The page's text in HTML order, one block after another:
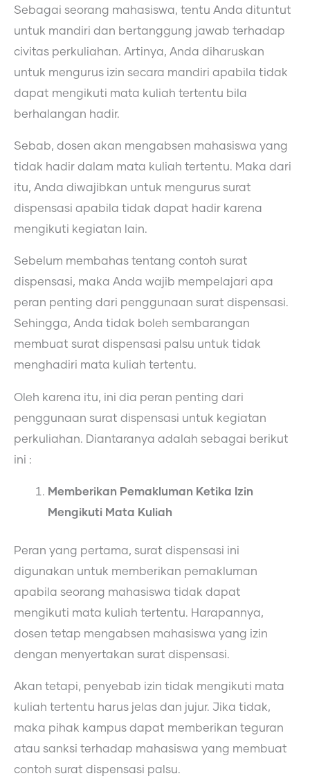
Sebagai seorang mahasiswa, tentu Anda dituntut
untuk mandiri dan bertanggung jawab terhadap
civitas perkuliahan. Artinya, Anda diharuskan
untuk mengurus izin secara mandiri apabila tidak
dapat mengikuti mata kuliah tertentu bila
berhalangan hadir.
Sebab, dosen akan mengabsen mahasiswa yang
tidak hadir dalam mata kuliah tertentu. Maka dari
itu, Anda diwajibkan untuk mengurus surat
dispensasi apabila tidak dapat hadir karena
mengikuti kegiatan lain.
Sebelum membahas tentang contoh surat
dispensasi, maka Anda wajib mempelajari apa
peran penting dari penggunaan surat dispensasi.
Sehingga, Anda tidak boleh sembarangan
membuat surat dispensasi palsu untuk tidak
menghadiri mata kuliah tertentu.
Oleh karena itu, ini dia peran penting dari
penggunaan surat dispensasi untuk kegiatan
perkuliahan. Diantaranya adalah sebagai berikut
ini :
Memberikan Pemakluman Ketika Izin
Mengikuti Mata Kuliah
Peran yang pertama, surat dispensasi ini
digunakan untuk memberikan pemakluman
apabila seorang mahasiswa tidak dapat
mengikuti mata kuliah tertentu. Harapannya,
dosen tetap mengabsen mahasiswa yang izin
dengan menyertakan surat dispensasi.
Akan tetapi, penyebab izin tidak mengikuti mata
kuliah tertentu harus jelas dan jujur. Jika tidak,
maka pihak kampus dapat memberikan teguran
atau sanksi terhadap mahasiswa yang membuat
contoh surat dispensasi palsu.